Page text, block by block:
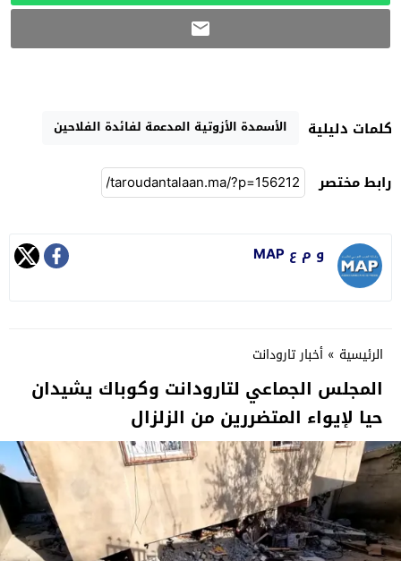
كلمات دليلية الأسمدة الأزوتية المدعمة لفائدة الفلاحين
رابط مختصر
و م ع MAP
الرئيسية » أخبار تارودانت
المجلس الجماعي لتارودانت وكوباك يشيدان
حيا لإيواء المتضررين من الزلزال